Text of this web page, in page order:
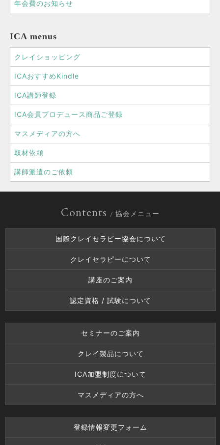
年会費のお知らせ
ICA menus
クレイショッピング
ICAおすすめKindle
ICA講師登録
ICA会員プロデュース商品ご登録
マスメディアの方へ
取材依頼
講師派遣のご依頼
Contents / 協会メニュー
国際クレイセラピー協会について
クレイセラピーについて
講座のご案内
認定資格 / 試験について
セミナーのご案内
クレイ製品について
ICA加盟制度について
マスメディアの方へ
登録情報変更フォーム